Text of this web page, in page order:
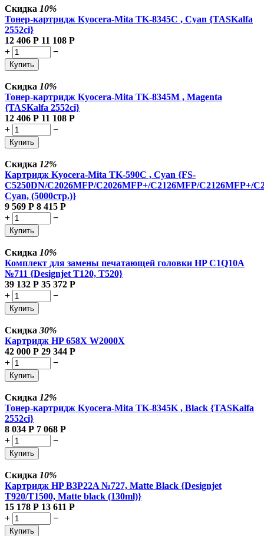
Скидка 10%
Тонер-картридж Kyocera-Mita TK-8345C , Cyan {TASKalfa
2552ci}
12 406 Р 11 108 Р
+
−
Купить
Скидка 10%
Тонер-картридж Kyocera-Mita TK-8345M , Magenta
{TASKalfa 2552ci}
12 406 Р 11 108 Р
+
−
Купить
Скидка 12%
Картридж Kyocera-Mita TK-590C , Cyan {FS-
C5250DN/C2026MFP/C2026MFP+/C2126MFP/C2126MFP+/
Cyan, (5000стр.)}
9 569 Р 8 415 Р
+
−
Купить
Скидка 10%
Комплект для замены печатающей головки HP C1Q10A
№711 {Designjet T120, T520}
39 132 Р 35 372 Р
+
−
Купить
Скидка 30%
Картридж HP 658X W2000X
42 000 Р 29 344 Р
+
−
Купить
Скидка 12%
Тонер-картридж Kyocera-Mita TK-8345K , Black {TASKalfa
2552ci}
8 034 Р 7 068 Р
+
−
Купить
Скидка 10%
Картридж HP B3P22A №727, Matte Black {Designjet
T920/T1500, Matte black (130ml)}
15 178 Р 13 611 Р
+
−
Купить